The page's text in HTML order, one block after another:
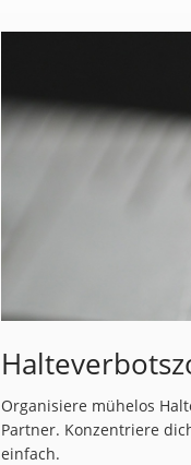
Organisiere mühelos
Partner. Konzentriere
einfach.